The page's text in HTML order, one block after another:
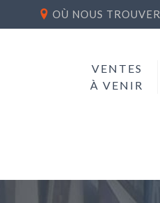
OÙ NOUS TROUVER
VENTES
À VENIR